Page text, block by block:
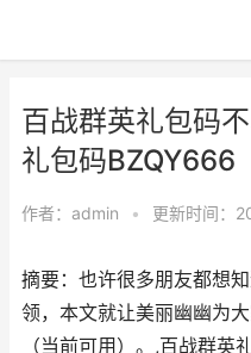
百战群英礼包码
礼包码BZQY666
作者： admin • 更新时间：
摘要：也许很多朋友都想
领，本文就让美丽幽幽为
（当前可用）。,百战群